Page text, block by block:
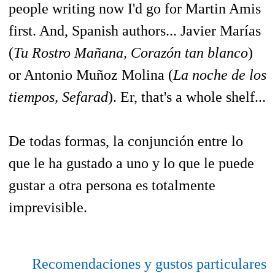
people writing now I'd go for Martin Amis
first. And, Spanish authors... Javier Marías
(Tu Rostro Mañana, Corazón tan blanco)
or Antonio Muñoz Molina (La noche de los
tiempos, Sefarad). Er, that's a whole shelf...
De todas formas, la conjunción entre lo
que le ha gustado a uno y lo que le puede
gustar a otra persona es totalmente
imprevisible.
Recomendaciones y gustos particulares